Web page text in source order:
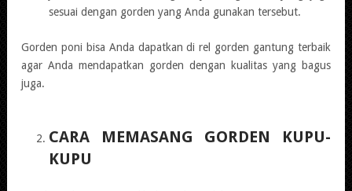
sesuai dengan gorden yang Anda gunakan tersebut.
Gorden poni bisa Anda dapatkan di rel gorden gantung terbaik
agar Anda mendapatkan gorden dengan kualitas yang bagus
juga.
CARA MEMASANG GORDEN KUPU-
KUPU